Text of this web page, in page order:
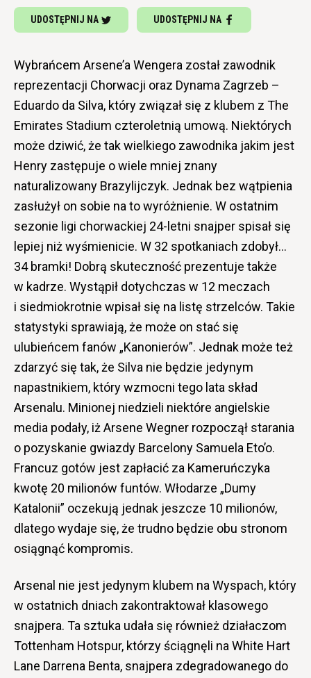
UDOSTĘPNIJ NA UDOSTĘPNIJ NA
Wybrańcem Arsene’a Wengera został zawodnik
reprezentacji Chorwacji oraz Dynama Zagrzeb –
Eduardo da Silva, który związał się z klubem z The
Emirates Stadium czteroletnią umową. Niektórych
może dziwić, że tak wielkiego zawodnika jakim jest
Henry zastępuje o wiele mniej znany
naturalizowany Brazylijczyk. Jednak bez wątpienia
zasłużył on sobie na to wyróżnienie. W ostatnim
sezonie ligi chorwackiej 24-letni snajper spisał się
lepiej niż wyśmienicie. W 32 spotkaniach zdobył…
34 bramki! Dobrą skuteczność prezentuje także
w kadrze. Wystąpił dotychczas w 12 meczach
i siedmiokrotnie wpisał się na listę strzelców. Takie
statystyki sprawiają, że może on stać się
ulubieńcem fanów „Kanonierów”. Jednak może też
zdarzyć się tak, że Silva nie będzie jedynym
napastnikiem, który wzmocni tego lata skład
Arsenalu. Minionej niedzieli niektóre angielskie
media podały, iż Arsene Wegner rozpoczął starania
o pozyskanie gwiazdy Barcelony Samuela Eto’o.
Francuz gotów jest zapłacić za Kameruńczyka
kwotę 20 milionów funtów. Włodarze „Dumy
Katalonii” oczekują jednak jeszcze 10 milionów,
dlatego wydaje się, że trudno będzie obu stronom
osiągnąć kompromis.
Arsenal nie jest jedynym klubem na Wyspach, który
w ostatnich dniach zakontraktował klasowego
snajpera. Ta sztuka udała się również działaczom
Tottenham Hotspur, którzy ściągnęli na White Hart
Lane Darrena Benta, snajpera zdegradowanego do